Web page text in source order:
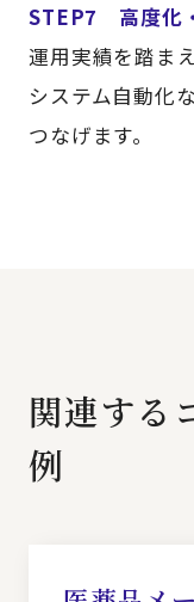
STEP7 高度化
運用実績を踏ま
システム自動化
つなげます。
関連する
例